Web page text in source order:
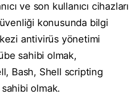
ve son kullanıcı cihazları
konusunda bilgi
antivirüs yönetimi
sahibi olmak,
Bash, Shell scripting
olmak.